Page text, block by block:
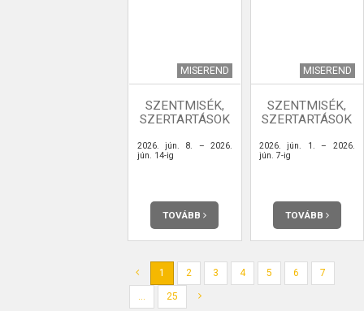
MISEREND
SZENTMISÉK,
SZERTARTÁSOK
2026. jún. 8. – 2026.
jún. 14-ig
TOVÁBB
MISEREND
SZENTMISÉK,
SZERTARTÁSOK
2026. jún. 1. – 2026.
jún. 7-ig
TOVÁBB
1 2 3 4 5 6 7
... 25